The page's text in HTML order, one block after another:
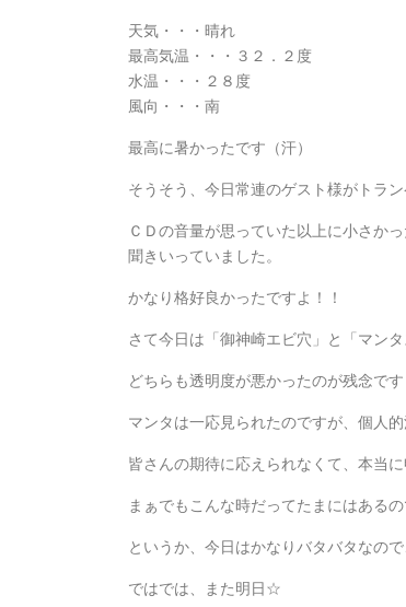
天気・・・晴れ
最高気温・・・３２．２度
水温・・・２８度
風向・・・南
最高に暑かったです（汗）
そうそう、今日常連のゲスト様がトラ
ＣＤの音量が思っていた以上に小さか
聞きいっていました。
かなり格好良かったですよ！！
さて今日は「御神崎エビ穴」と「マン
どちらも透明度が悪かったのが残念です
マンタは一応見られたのですが、個人的
皆さんの期待に応えられなくて、本当に
まぁでもこんな時だってたまにはある
というか、今日はかなりバタバタなの
ではでは、また明日☆